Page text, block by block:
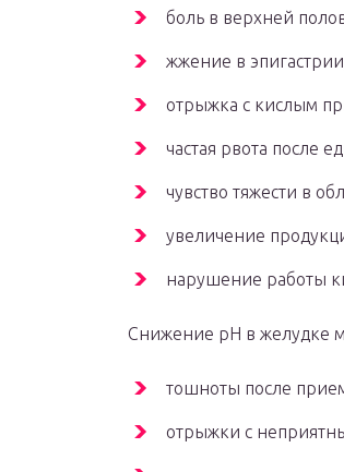
боль в верхней
жжение в
отрыжка с кислым
частая рвота после
чувство тяжести в
увеличение
нарушение работы
Снижение рН в желудке
тошноты после
отрыжки с